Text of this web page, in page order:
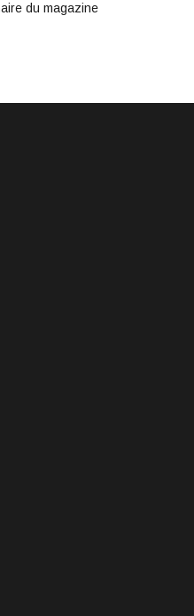
du magazine